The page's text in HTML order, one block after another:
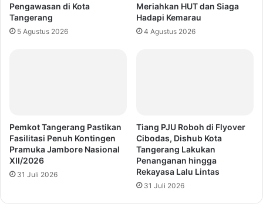
Pengawasan di Kota
Tangerang
5 Agustus 2026
Meriahkan HUT dan Siaga
Hadapi Kemarau
4 Agustus 2026
Pemkot Tangerang Pastikan
Fasilitasi Penuh Kontingen
Pramuka Jambore Nasional
XII/2026
31 Juli 2026
Tiang PJU Roboh di Flyover
Cibodas, Dishub Kota
Tangerang Lakukan
Penanganan hingga
Rekayasa Lalu Lintas
31 Juli 2026